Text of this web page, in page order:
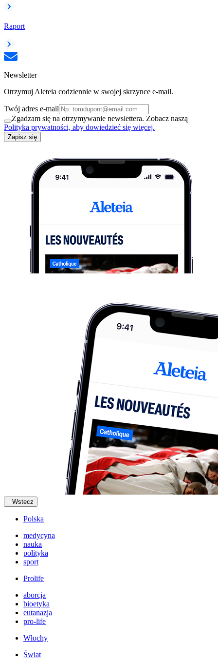
Raport
Newsletter
Otrzymuj Aleteia codziennie w swojej skrzynce e-mail.
Twój adres e-mail
Zgadzam się na otrzymywanie newslettera. Zobacz naszą
Polityka prywatności, aby dowiedzieć się więcej.
Zapisz się
Wstecz
Polska
medycyna
nauka
polityka
sport
Prolife
aborcja
bioetyka
eutanazja
pro-life
Włochy
Świat